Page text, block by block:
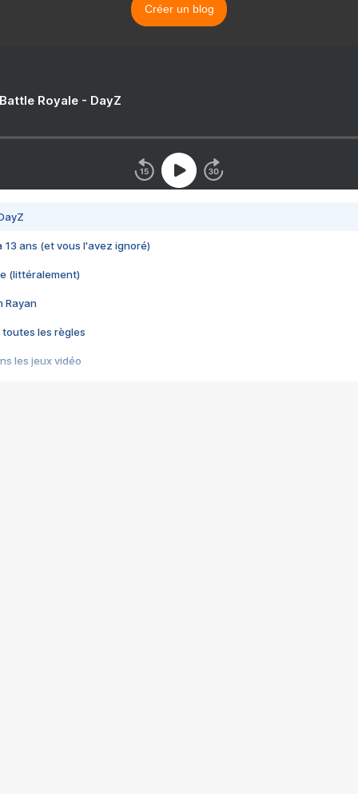
Créer un blog
Royale - DayZ
13 ans (et vous l'avez ignoré)
(littéralement)
Rayan
toutes les règles
les jeux vidéo